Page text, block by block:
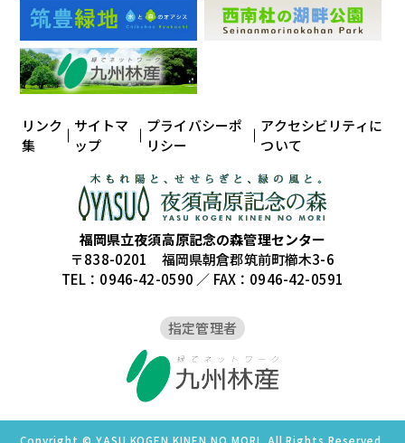
リンク
集
サイトマ
ップ
プライバシーポ
リシー
アクセシビリティに
ついて
福岡県立夜須高原記念の森管理センター
〒838-0201 福岡県朝倉郡筑前町櫛木3-6
TEL：0946-42-0590 ／ FAX：0946-42-0591
指定管理者